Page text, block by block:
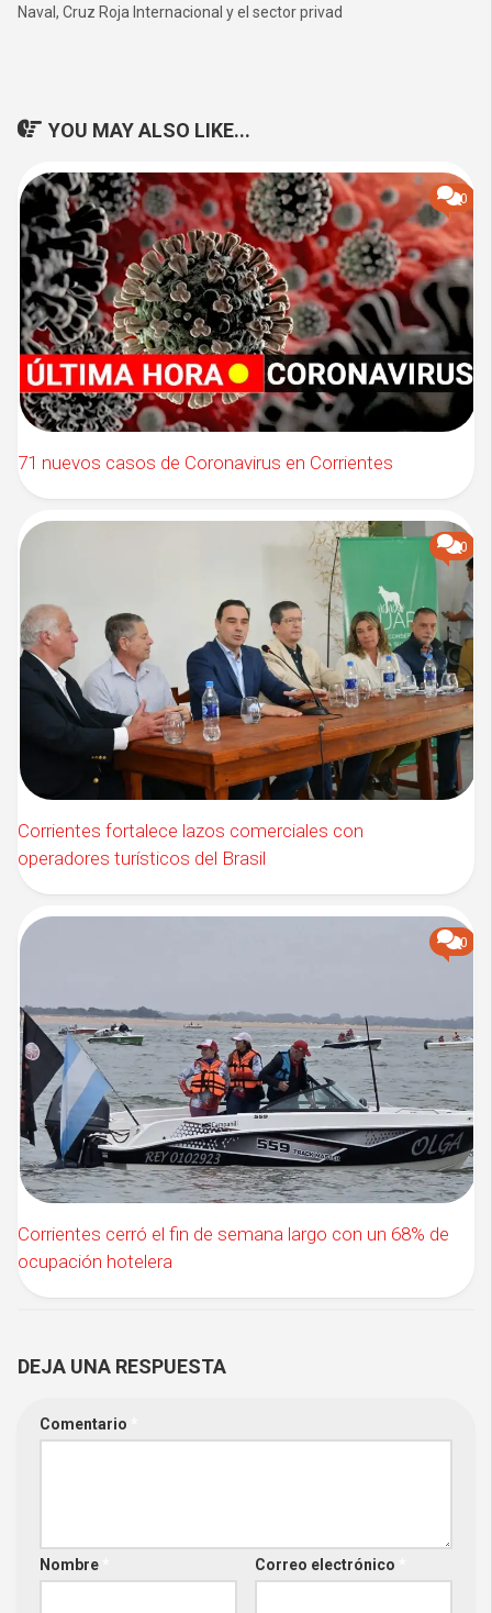
Naval, Cruz Roja Internacional y el sector privad
YOU MAY ALSO LIKE...
0
71 nuevos casos de Coronavirus en Corrientes
0
Corrientes fortalece lazos comerciales con
operadores turísticos del Brasil
0
Corrientes cerró el fin de semana largo con un 68% de
ocupación hotelera
DEJA UNA RESPUESTA
Comentario
Nombre Correo electrónico